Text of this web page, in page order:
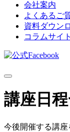
会社案内
よくあるご
資料ダウン
コラムサイ
講座日
今後開催する講座